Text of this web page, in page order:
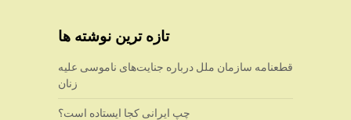
تازه ترین نوشته ها
قطعنامه سازمان ملل درباره جنایت‌های ناموسی علیه
زنان
چپ ایرانی کجا ایستاده است؟